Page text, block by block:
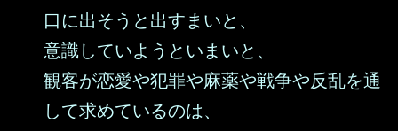
口に出そうと出すまいと、
意識していようといまいと、
観客が恋愛や犯罪や麻薬や戦争や反乱を通
して求めているのは、